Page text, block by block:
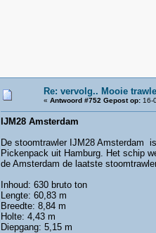
Re: vervolg.. Mooie
« Antwoord #752 Gepost op:16-
IJM28 Amsterdam
De stoomtrawler IJM28 Amsterdam
Pickenpack uit Hamburg. Het schip
de Amsterdam de laatste
Inhoud: 630 bruto ton
Lengte: 60,83 m
Breedte: 8,84 m
Holte: 4,43 m
Diepgang: 5,15 m